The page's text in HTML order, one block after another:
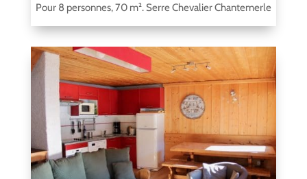
Pour 8 personnes, 70 m². Serre Chevalier Chantemerle